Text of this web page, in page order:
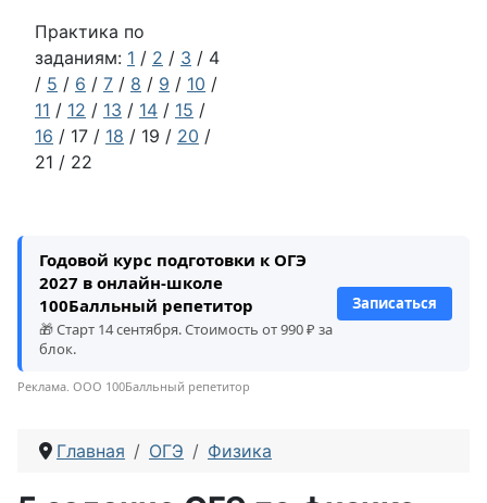
Практика по
заданиям: 1 / 2 / 3 / 4
/ 5 / 6 / 7 / 8 / 9 / 10 /
11 / 12 / 13 / 14 / 15 /
16 / 17 / 18 / 19 / 20 /
21 / 22
Годовой курс подготовки к ОГЭ
2027 в онлайн-школе
100Балльный репетитор
🎁 Старт 14 сентября. Стоимость от 990 ₽ за
блок.
Записаться
Реклама. ООО 100Балльный репетитор
Главная ОГЭ Физика